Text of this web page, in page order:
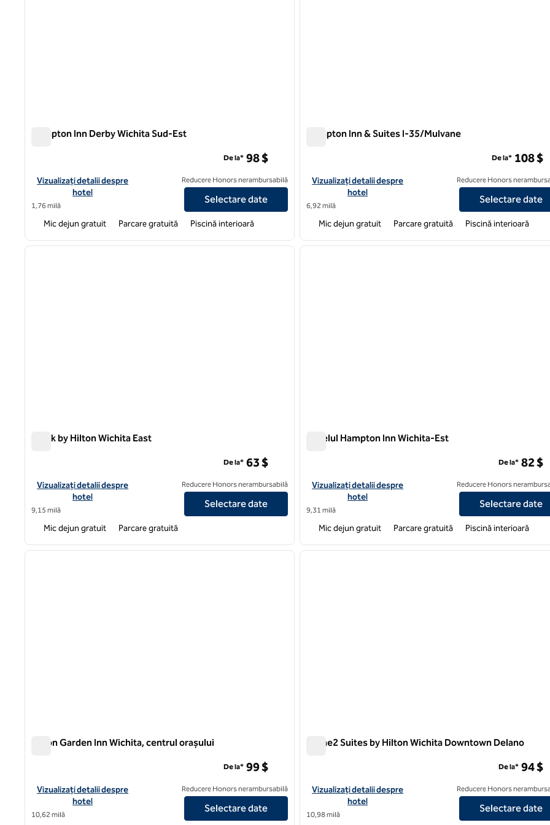
Hampton Inn Derby Wichita Sud-Est
Vizualizați detaliile hotelului Hampton Inn Derby Wichita Southeast
Vizualizați detalii despre
hotel
1,76 milă
De la* 98 $
Reducere Honors nerambursabilă
Selectare date
Mic dejun gratuit Parcare gratuită Piscină interioară
Hampton Inn & Suites I-35/Mulvane
Vizualizați detaliile hotelului Hampton Inn & Suites I-35/
Vizualizați detalii despre
hotel
6,92 milă
De la* 108 $
Reducere Honors
Selectare date
Mic dejun gratuit Parcare gratuită Piscină interioară
1 din 12
imaginea următoare
Spark by Hilton Wichita East
Vizualizați detaliile hotelului pentru Spark by Hilton Wichita East
Vizualizați detalii despre
hotel
9,15 milă
De la* 63 $
Reducere Honors nerambursabilă
Selectare date
Mic dejun gratuit Parcare gratuită
1 din 12
Hotelul Hampton Inn Wichita-Est
Vizualizați detaliile hotelului Hampton Inn Wichita-East
Vizualizați detalii despre
hotel
9,31 milă
De la* 82 $
Reducere Honors
Selectare date
Mic dejun gratuit Parcare gratuită Piscină interioară
1 din 12
imaginea următoare
Hilton Garden Inn Wichita, centrul orașului
Vizualizați detaliile hotelului Hilton Garden Inn Wichita Downtown
Vizualizați detalii despre
hotel
10,62 milă
De la* 99 $
Reducere Honors nerambursabilă
Selectare date
1 din 12
Home2 Suites by Hilton Wichita Downtown Delano
Vizualizați detaliile hotelului pentru Home2 Suites by Hilton
Vizualizați detalii despre
hotel
10,98 milă
De la* 94 $
Reducere Honors
Selectare date